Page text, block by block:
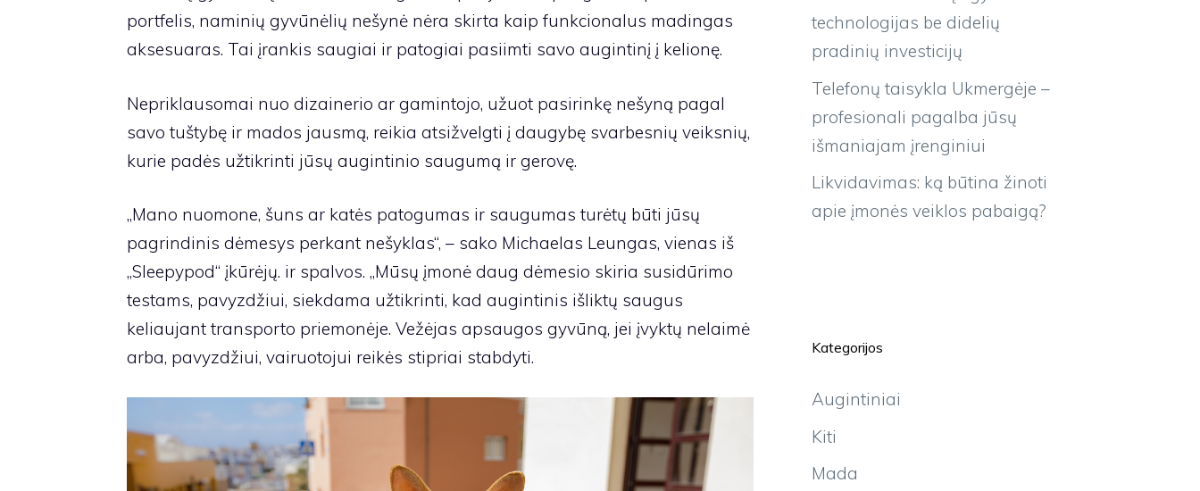
portfelis, naminių gyvūnėlių nešynė nėra skirta kaip funkcionalus madingas
aksesuaras. Tai įrankis saugiai ir patogiai pasiimti savo augintinį į kelionę.
Nepriklausomai nuo dizainerio ar gamintojo, užuot pasirinkę nešyną pagal
savo tuštybę ir mados jausmą, reikia atsižvelgti į daugybę svarbesnių veiksnių,
kurie padės užtikrinti jūsų augintinio saugumą ir gerovę.
„Mano nuomone, šuns ar katės patogumas ir saugumas turėtų būti jūsų
pagrindinis dėmesys perkant nešyklas“, – sako Michaelas Leungas, vienas iš
„Sleepypod“ įkūrėjų. ir spalvos. „Mūsų įmonė daug dėmesio skiria susidūrimo
testams, pavyzdžiui, siekdama užtikrinti, kad augintinis išliktų saugus
keliaujant transporto priemonėje. Vežėjas apsaugos gyvūną, jei įvyktų nelaimė
arba, pavyzdžiui, vairuotojui reikės stipriai stabdyti.
technologijas be didelių
pradinių investicijų
Telefonų taisykla Ukmergėje –
profesionali pagalba jūsų
išmaniajam įrenginiui
Likvidavimas: ką būtina žinoti
apie įmonės veiklos pabaigą?
Kategorijos
Augintiniai
Kiti
Mada